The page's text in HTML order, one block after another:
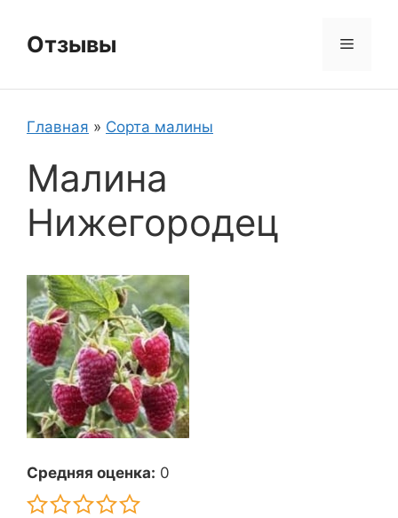
содержимому
Отзывы Меню
Главная » Сорта малины
Малина
Нижегородец
Средняя оценка: 0